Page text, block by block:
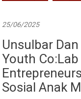
25/06/2025
Unsulbar
Youth Co:Lab
Sosial Anak